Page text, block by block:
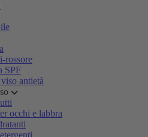
rossore
SPF
antietà
occhi e labbra